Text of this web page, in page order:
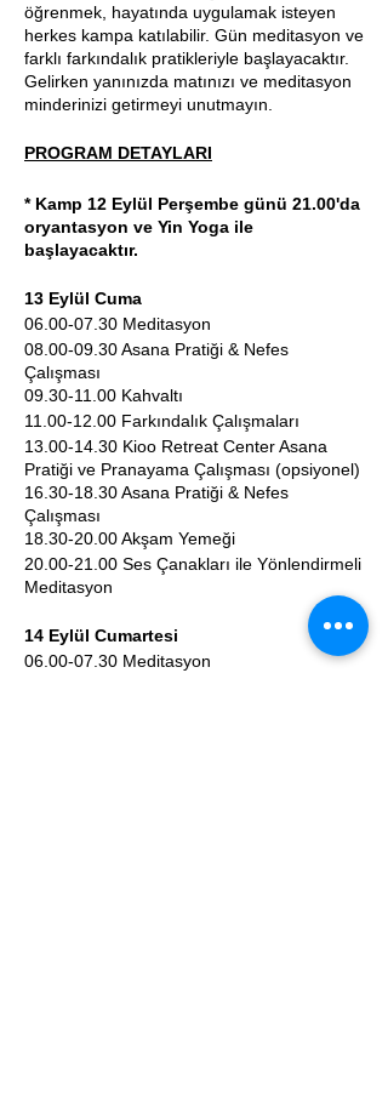
öğrenmek, hayatında uygulamak isteyen
herkes kampa katılabilir. Gün meditasyon ve
farklı farkındalık pratikleriyle başlayacaktır.
Gelirken yanınızda matınızı ve meditasyon
minderinizi getirmeyi unutmayın.
PROGRAM DETAYLARI
* Kamp 12 Eylül Perşembe günü 21.00'da
oryantasyon ve Yin Yoga ile
başlayacaktır.
13 Eylül Cuma
06.00-07.30 Meditasyon
08.00-09.30 Asana Pratiği & Nefes
Çalışması
09.30-11.00 Kahvaltı
11.00-12.00 Farkındalık Çalışmaları
13.00-14.30 Kioo Retreat Center Asana
Pratiği ve Pranayama Çalışması (opsiyonel)
16.30-18.30 Asana Pratiği & Nefes
Çalışması
18.30-20.00 Akşam Yemeği
20.00-21.00 Ses Çanakları ile Yönlendirmeli
Meditasyon
14 Eylül Cumartesi
06.00-07.30 Meditasyon